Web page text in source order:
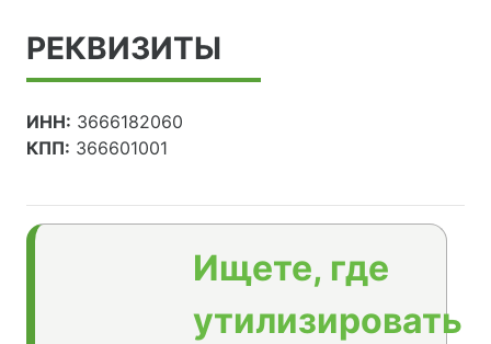
РЕКВИЗИТЫ
ИНН: 3666182060
КПП: 366601001
Ищете, где
утилизировать